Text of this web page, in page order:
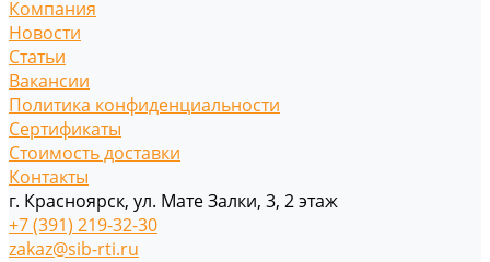
Компания
Новости
Статьи
Вакансии
Политика конфиденциальности
Сертификаты
Стоимость доставки
Контакты
г. Красноярск, ул. Мате Залки, 3, 2 этаж
+7 (391) 219-32-30
zakaz@sib-rti.ru